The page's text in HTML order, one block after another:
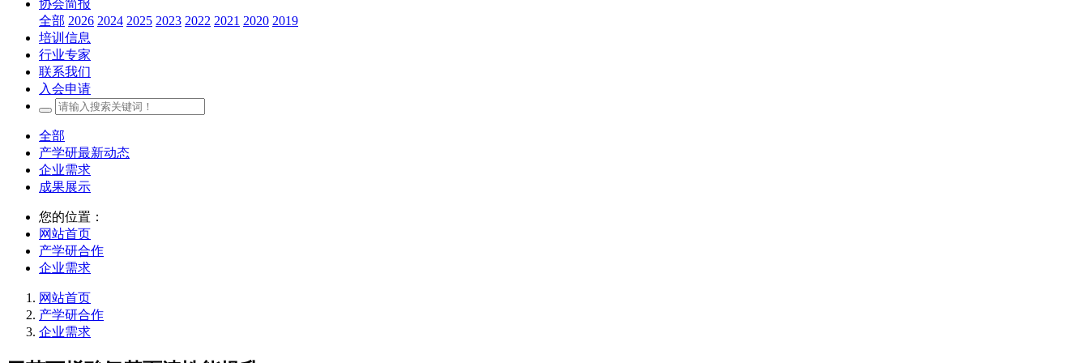
协会简报
全部 2026 2024 2025 2023 2022 2021 2020 2019
培训信息
行业专家
联系我们
入会申请
全部
产学研最新动态
企业需求
成果展示
您的位置：
网站首页
产学研合作
企业需求
网站首页
产学研合作
企业需求